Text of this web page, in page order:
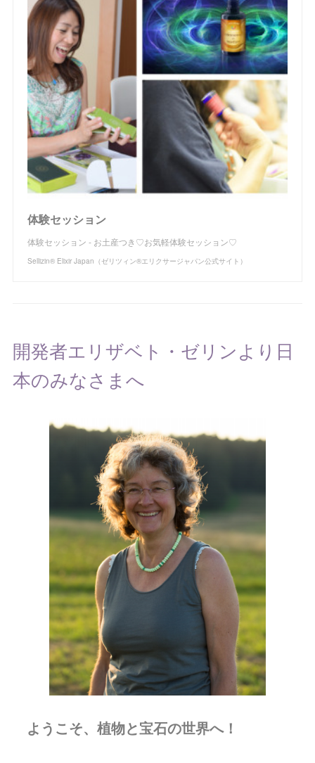
体験セッション
体験セッション - お土産つき♡お気軽体験セッション♡
Sellizin® Elixir Japan（ゼリツィン®エリクサージャパン公式サイト）
開発者エリザベト・ゼリンより日
本のみなさまへ
ようこそ、植物と宝石の世界へ！